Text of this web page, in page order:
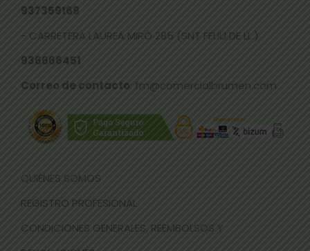
937359169
- CARRETERA LAUREÀ MIRÓ 285 (SNT FELIU DE LL.)
936666451
Correo de contacto: fm@comercialbrumen.com
QUIÉNES SOMOS
REGISTRO PROFESIONAL
CONDICIONES GENERALES, REEMBOLSOS Y